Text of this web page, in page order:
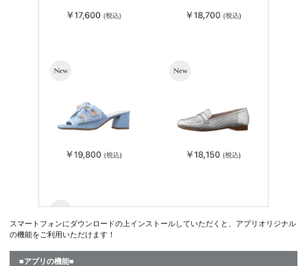
スマートフォンにダウンロードの上インストールしていただくと、アプリオリジナル
の機能をご利用いただけます！
■アプリの機能■